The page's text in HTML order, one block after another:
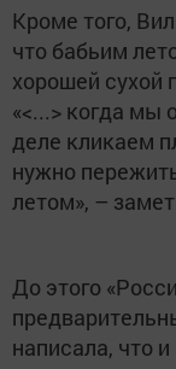
Кроме того,
что бабьим
хорошей сухой
«<...> когда
деле кликаем
нужно
летом», –
До этого
написала, что